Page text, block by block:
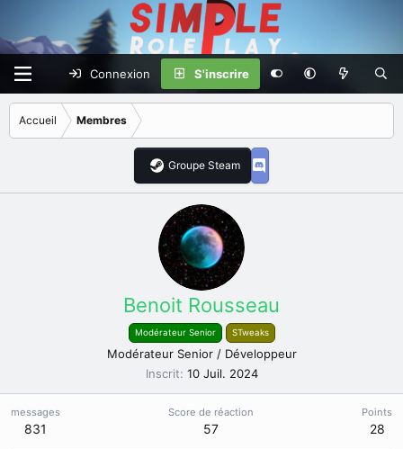
Connexion S'inscrire
Accueil Membres
Groupe Steam
Benoit Rousseau
Modérateur Senior STweaks
Modérateur Senior / Développeur
Inscrit 10 Juil. 2024
messages
831
Score de réaction
57
Points
28